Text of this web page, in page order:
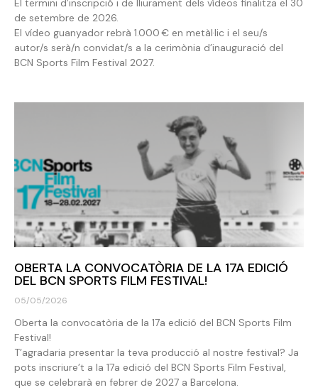
El termini d’inscripció i de lliurament dels vídeos finalitza el 30
de setembre de 2026.
El vídeo guanyador rebrà 1.000 € en metàl·lic i el seu/s
autor/s serà/n convidat/s a la cerimònia d’inauguració del
BCN Sports Film Festival 2027.
OBERTA LA CONVOCATÒRIA DE LA 17A EDICIÓ
DEL BCN SPORTS FILM FESTIVAL!
05/05/2026
Oberta la convocatòria de la 17a edició del BCN Sports Film
Festival!
T’agradaria presentar la teva producció al nostre festival? Ja
pots inscriure’t a la 17a edició del BCN Sports Film Festival,
que se celebrarà en febrer de 2027 a Barcelona.